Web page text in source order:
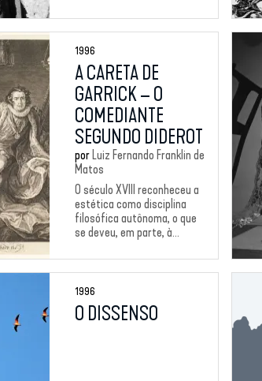
1996
A CARETA DE
GARRICK – O
COMEDIANTE
SEGUNDO DIDEROT
por Luiz Fernando Franklin de
Matos
O século XVIII reconheceu a
estética como disciplina
filosófica autônoma, o que
se deveu, em parte, à...
1996
O DISSENSO